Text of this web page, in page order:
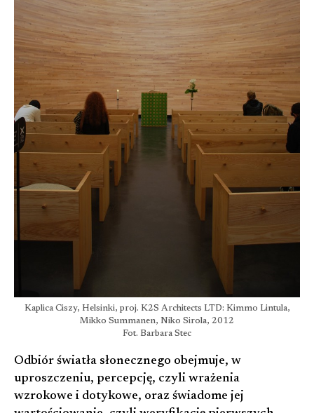
Kaplica Ciszy, Helsinki, proj. K2S Architects LTD: Kimmo Lintula,
Mikko Summanen, Niko Sirola, 2012
Fot. Barbara Stec
Odbiór światła słonecznego obejmuje, w
uproszczeniu, percepcję, czyli wrażenia
wzrokowe i dotykowe, oraz świadome jej